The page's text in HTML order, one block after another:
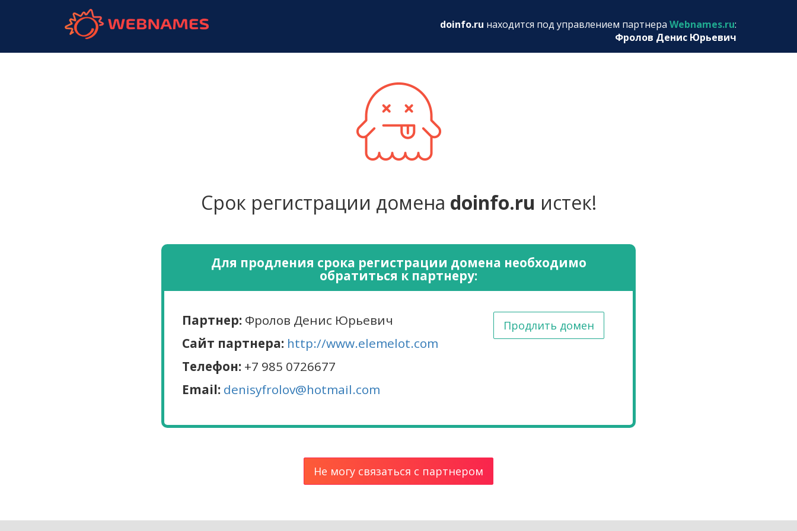
doinfo.ru находится под управлением партнера Webnames.ru:
Фролов Денис Юрьевич
Срок регистрации домена doinfo.ru истек!
Для продления срока регистрации домена необходимо
обратиться к партнеру:
Партнер: Фролов Денис Юрьевич
Сайт партнера: http://www.elemelot.com
Телефон: +7 985 0726677
Email: denisyfrolov@hotmail.com
Продлить домен
Не могу связаться с партнером